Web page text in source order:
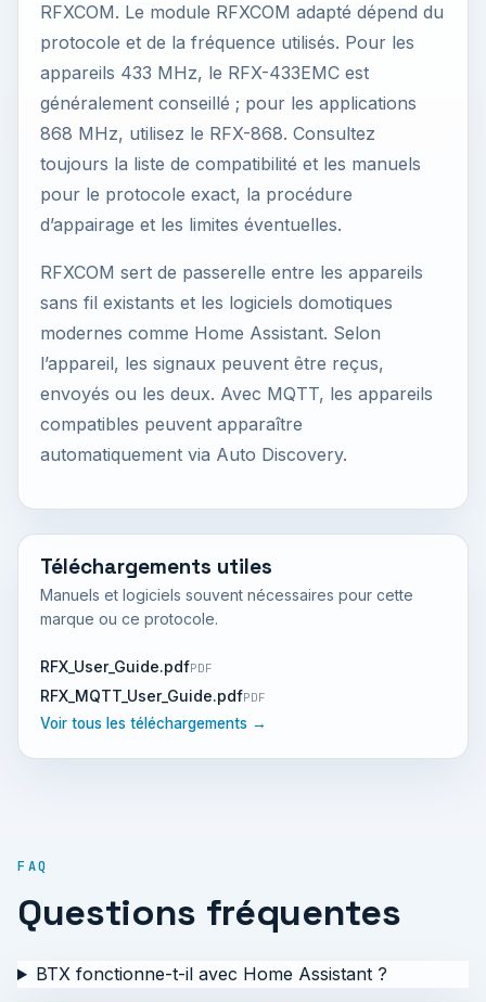
RFXCOM. Le module RFXCOM adapté dépend du
protocole et de la fréquence utilisés. Pour les
appareils 433 MHz, le RFX-433EMC est
généralement conseillé ; pour les applications
868 MHz, utilisez le RFX-868. Consultez
toujours la liste de compatibilité et les manuels
pour le protocole exact, la procédure
d’appairage et les limites éventuelles.
RFXCOM sert de passerelle entre les appareils
sans fil existants et les logiciels domotiques
modernes comme Home Assistant. Selon
l’appareil, les signaux peuvent être reçus,
envoyés ou les deux. Avec MQTT, les appareils
compatibles peuvent apparaître
automatiquement via Auto Discovery.
Téléchargements utiles
Manuels et logiciels souvent nécessaires pour cette
marque ou ce protocole.
RFX_User_Guide.pdfPDF
RFX_MQTT_User_Guide.pdfPDF
Voir tous les téléchargements →
FAQ
Questions fréquentes
BTX fonctionne-t-il avec Home Assistant ?